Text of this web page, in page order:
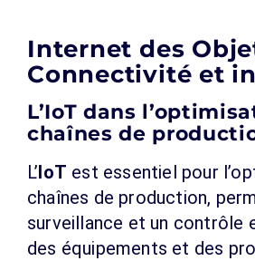
Internet des
Connectivité et
L’IoT dans
chaînes de
L’IoT est essentiel pour
chaînes de production,
surveillance et un contrôle
des équipements et des